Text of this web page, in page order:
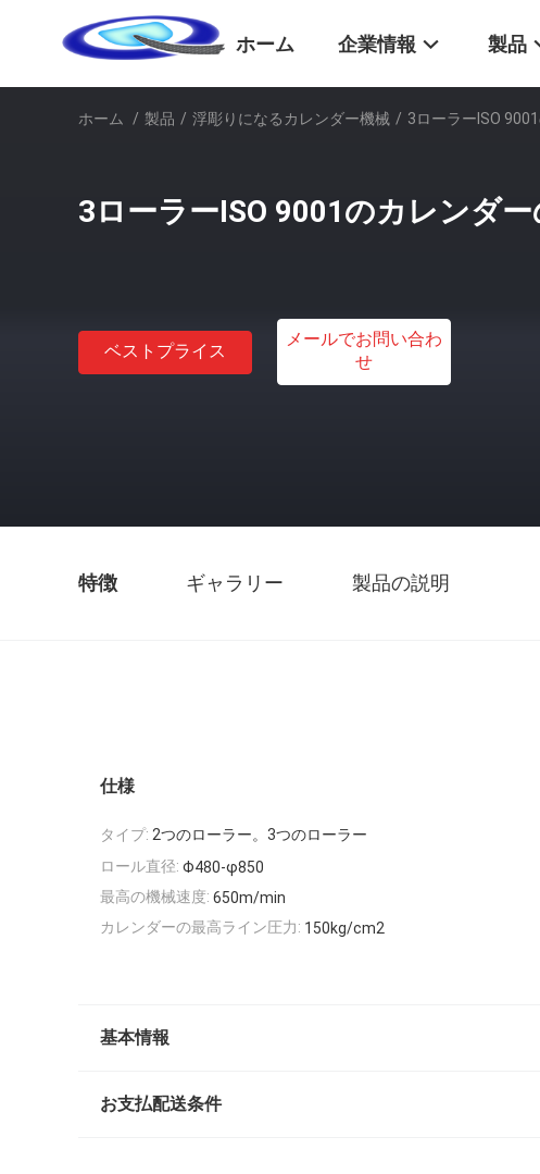
ホーム 企業情報 製品
ホーム / 製品 / 浮彫りになるカレンダー機械 / 3ローラーISO
3ローラーISO 9001のカレンダ
ベストプライス
メールでお問い合わ
せ
特徴 ギャラリー 製品の説明
仕様
タイプ: 2つのローラー。3つのローラー
ロール直径: Φ480-φ850
最高の機械速度: 650m/min
カレンダーの最高ライン圧力: 150kg/cm2
基本情報
お支払配送条件